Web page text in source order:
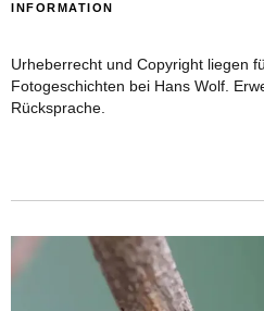
INFORMATION
Urheberrecht und Copyright liegen
Fotogeschichten bei Hans Wolf.
Rücksprache.